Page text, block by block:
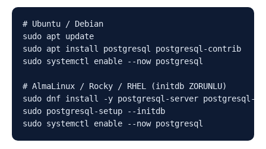
# Ubuntu / Debian
sudo apt update
sudo apt install postgresql postgresql-contrib
sudo systemctl enable --now postgresql
# AlmaLinux / Rocky / RHEL (initdb ZORUNLU)
sudo dnf install -y postgresql-server postgresql-
sudo postgresql-setup --initdb
sudo systemctl enable --now postgresql